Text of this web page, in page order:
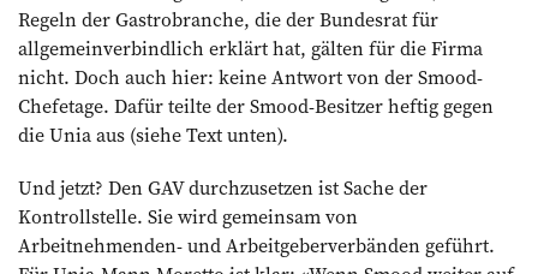
Regeln der Gastrobranche, die der Bundesrat für
allgemeinverbindlich erklärt hat, gälten für die Firma
nicht. Doch auch hier: keine Antwort von der Smood-
Chefetage. Dafür teilte der Smood-Besitzer heftig gegen
die Unia aus (siehe Text unten).
Und jetzt? Den GAV durchzusetzen ist Sache der
Kontrollstelle. Sie wird gemeinsam von
Arbeitnehmenden- und Arbeit­geberverbänden geführt.